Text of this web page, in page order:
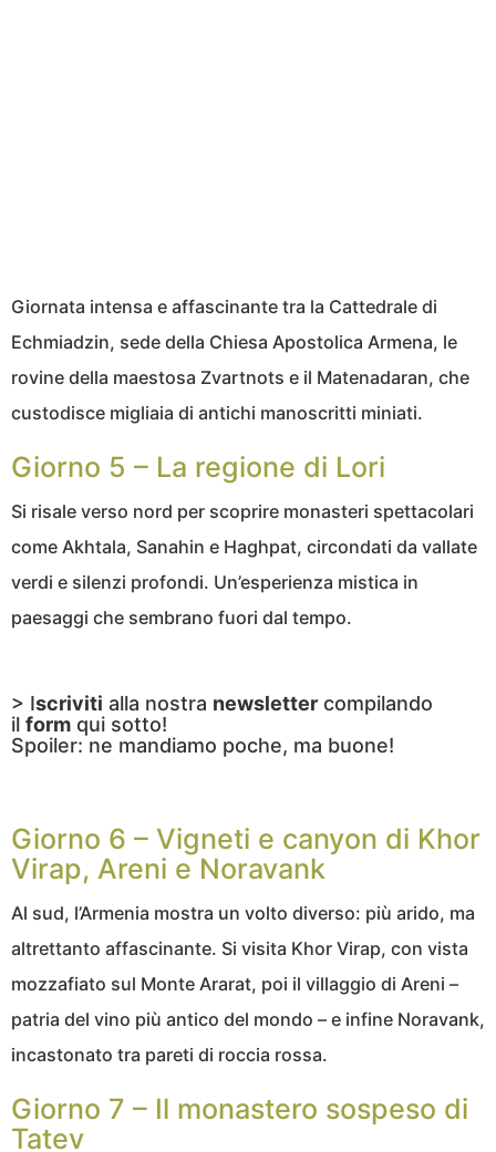
Giornata intensa e affascinante tra la Cattedrale di
Echmiadzin, sede della Chiesa Apostolica Armena, le
rovine della maestosa Zvartnots e il Matenadaran, che
custodisce migliaia di antichi manoscritti miniati.
Giorno 5 – La regione di Lori
Si risale verso nord per scoprire monasteri spettacolari
come Akhtala, Sanahin e Haghpat, circondati da vallate
verdi e silenzi profondi. Un’esperienza mistica in
paesaggi che sembrano fuori dal tempo.
> Iscriviti alla nostra newsletter compilando
il form qui sotto!
Spoiler: ne mandiamo poche, ma buone!
Giorno 6 – Vigneti e canyon di Khor
Virap, Areni e Noravank
Al sud, l’Armenia mostra un volto diverso: più arido, ma
altrettanto affascinante. Si visita Khor Virap, con vista
mozzafiato sul Monte Ararat, poi il villaggio di Areni –
patria del vino più antico del mondo – e infine Noravank,
incastonato tra pareti di roccia rossa.
Giorno 7 – Il monastero sospeso di
Tatev